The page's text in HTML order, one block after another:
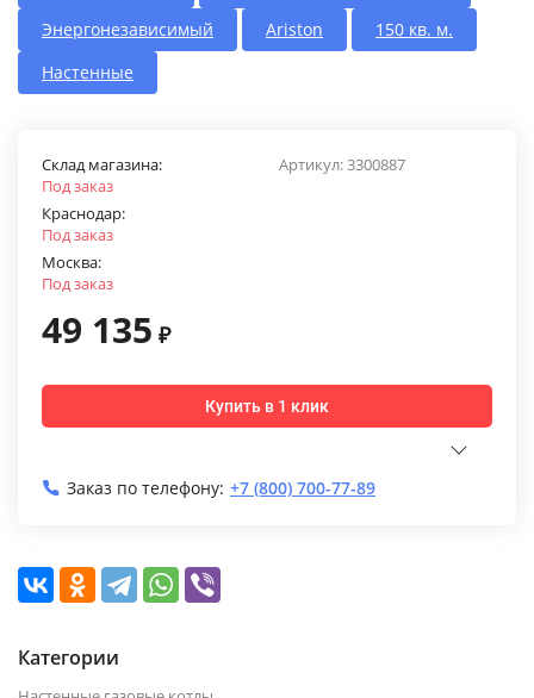
Энергонезависимый
Ariston
150 кв. м.
Настенные
Артикул:3300887
Склад магазина:
Под заказ
Краснодар:
Под заказ
Москва:
Под заказ
49 135 ₽
Купить в 1 клик
Заказ по телефону: +7 (800) 700-77-89
Категории